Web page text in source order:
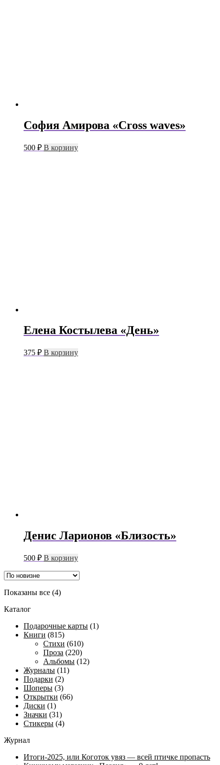
София Амирова «Cross waves»
500 ₽ В корзину
Елена Костылева «День»
375 ₽ В корзину
Денис Ларионов «Близость»
500 ₽ В корзину
Показаны все (4)Сортировка:
Каталог
Подарочные карты (1)
Книги (815)
Стихи (610)
Проза (220)
Альбомы (12)
Журналы (11)
Подарки (2)
Шоперы (3)
Открытки (66)
Диски (1)
Значки (31)
Стикеры (4)
Журнал
Итоги-2025, или Коготок увяз — всей птичке пропасть